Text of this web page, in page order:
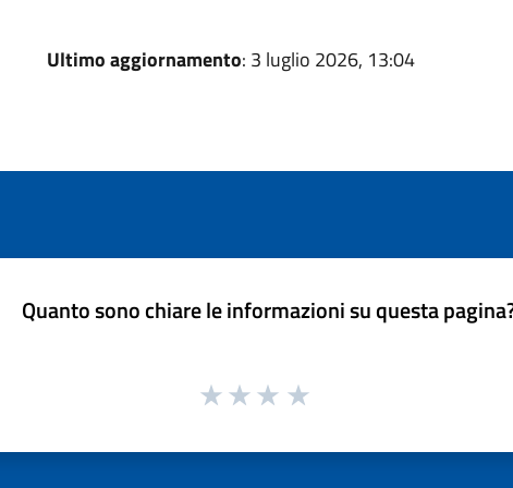
Ultimo aggiornamento: 3 luglio 2026, 13:04
Quanto sono chiare le informazioni su questa